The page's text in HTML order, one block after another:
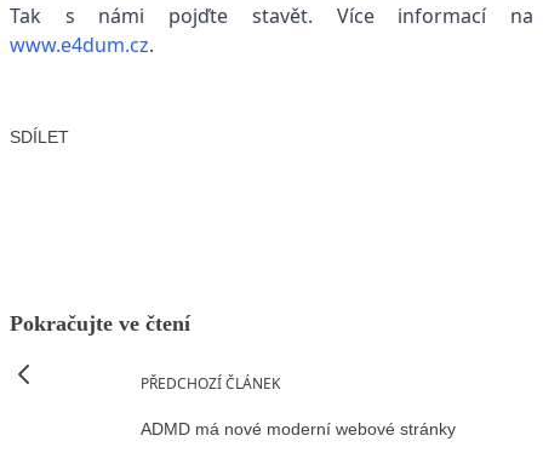
Tak s námi pojďte stavět. Více informací na
www.e4dum.cz.
SDÍLET
Pokračujte ve čtení
PŘEDCHOZÍ ČLÁNEK
ADMD má nové moderní webové stránky